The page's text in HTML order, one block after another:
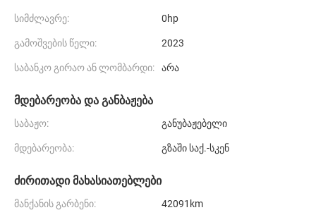
სიმძლავრე: 0hp
გამოშვების წელი: 2023
საბანკო გირაო ან ლომბარდი: არა
მდებარეობა და განბაჟება
საბაჟო: განუბაჟებელი
მდებარეობა: გზაში საქ.-სკენ
ძირითადი მახასიათებლები
მანქანის გარბენი: 42091km